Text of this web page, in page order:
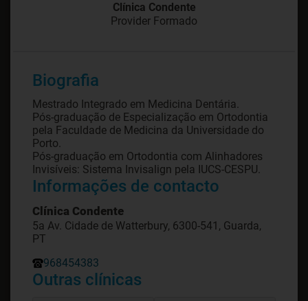
Clínica Condente
Provider Formado
Biografia
Mestrado Integrado em Medicina Dentária.
Pós-graduação de Especialização em Ortodontia
pela Faculdade de Medicina da Universidade do
Porto.
Pós-graduação em Ortodontia com Alinhadores
Invisíveis: Sistema Invisalign pela IUCS-CESPU.
Informações de contacto
Clínica Condente
5a Av. Cidade de Watterbury, 6300-541, Guarda,
PT
968454383
Outras clínicas